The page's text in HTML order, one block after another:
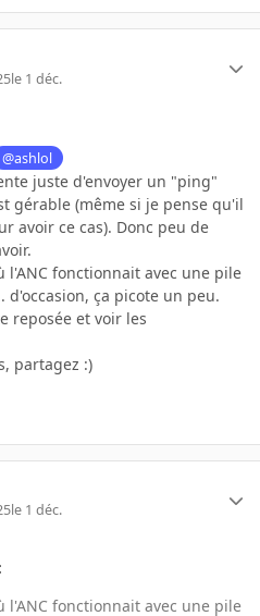
le 1 déc.
@ashlol
juste d'envoyer un "ping"
gérable (même si je pense qu'il
avoir ce cas). Donc peu de
l'ANC fonctionnait avec une pile
d'occasion, ça picote un peu.
reposée et voir les
partagez :)
le 1 déc.
l'ANC fonctionnait avec une pile